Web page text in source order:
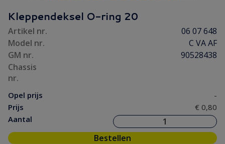
Kleppendeksel O-ring 20
Artikel nr.
06 07 648
Model nr.
C VA AF
GM nr.
90528438
Chassis
nr.
Opel prijs
-
Prijs
€ 0,80
Aantal
Bestellen